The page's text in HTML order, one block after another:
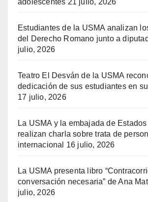
adolescentes 21 julio, 2026
Estudiantes de la USMA analizan
del Derecho Romano junto a
julio, 2026
Teatro El Desván de la USMA
dedicación de sus estudiantes en
17 julio, 2026
La USMA y la embajada de
realizan charla sobre trata de
internacional
16 julio, 2026
La USMA presenta libro
conversación necesaria” de Ana
julio, 2026